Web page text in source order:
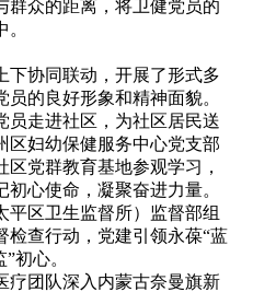
群众的距离，将卫健党员的
下协同联动，开展了形式多
的良好形象和精神面貌。
走进社区，为社区居民送
区妇幼保健服务中心党支部
党群教育基地参观学习，
心使命，凝聚奋进力量。
平区卫生监督所）监督部组
检查行动，党建引领永葆“蓝
初心。
团队深入内蒙古奈曼旗新